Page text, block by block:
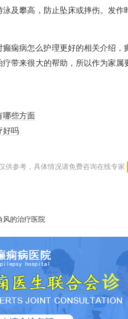
泳及攀高，防止坠床或摔伤。发
病怎么护理更好的相关介绍，
疗带来很大的帮助，所以作为家
哪些方面
好吗
供参考，具体情况请免费咨询在线专家
风的治疗医院